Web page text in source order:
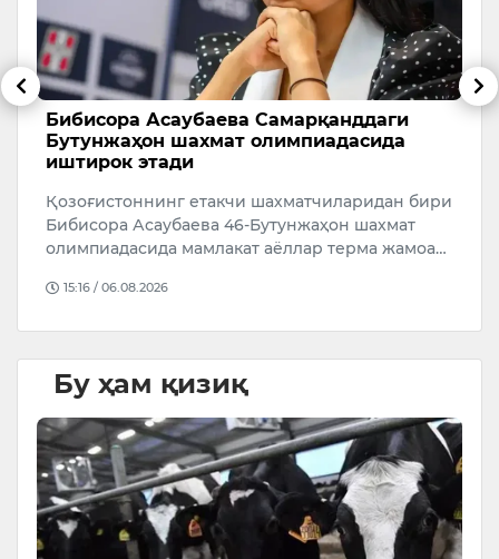
Бибисора Асаубаева Самарқанддаги
Бутунжаҳон шахмат олимпиадасида
иштирок этади
Қозоғистоннинг етакчи шахматчиларидан бири
Бибисора Асаубаева 46-Бутунжаҳон шахмат
олимпиадасида мамлакат аёллар терма жамоа…
15:16 / 06.08.2026
Бу ҳам қизиқ